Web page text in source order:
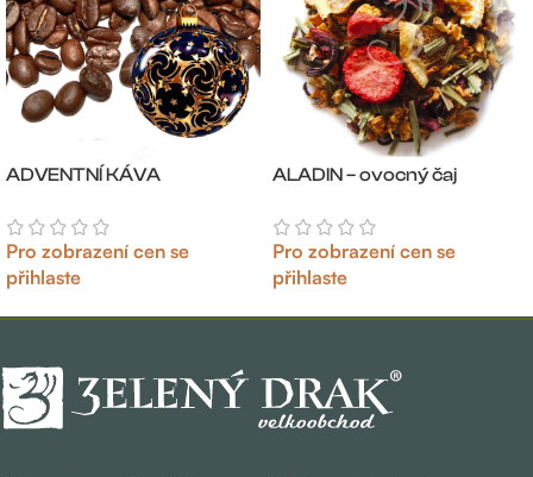
ADVENTNÍ KÁVA
Pro zobrazení cen se
přihlaste
ALADIN – ovocný čaj
Pro zobrazení cen se
přihlaste